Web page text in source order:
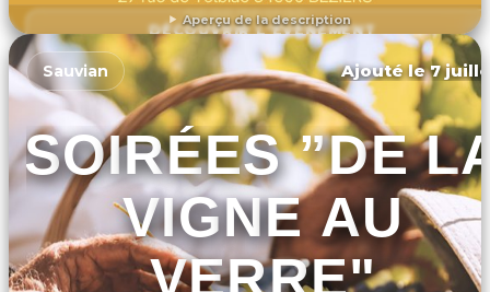
Aperçu de la description
DÉCOUVRIR L'ÉVÉNEMENT
Sauvian Ajouté le 7
SOIRÉES ”DE
VIGNE AU
VERRE"